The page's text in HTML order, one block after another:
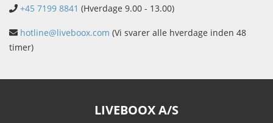
+45 7199 8841 (Hverdage 9.00 - 13.00)
hotline@liveboox.com (Vi svarer alle hverdage inden 48
timer)
LIVEBOOX A/S